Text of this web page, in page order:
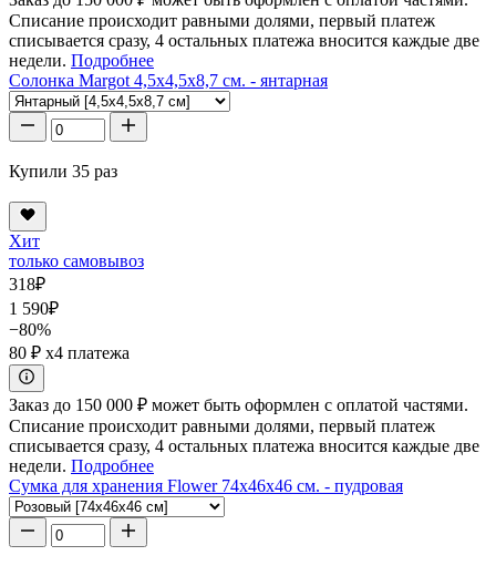
Списание происходит равными долями, первый платеж
списывается сразу, 4 остальных платежа вносится каждые две
недели. Подробнее
Солонка Margot 4,5x4,5x8,7 см. - янтарная
Купили 35 раз
Хит
только самовывоз
318₽
1 590₽
−80%
80 ₽ x4 платежа
Заказ до 150 000 ₽ может быть оформлен с оплатой частями.
Списание происходит равными долями, первый платеж
списывается сразу, 4 остальных платежа вносится каждые две
недели. Подробнее
Сумка для хранения Flower 74x46x46 см. - пудровая